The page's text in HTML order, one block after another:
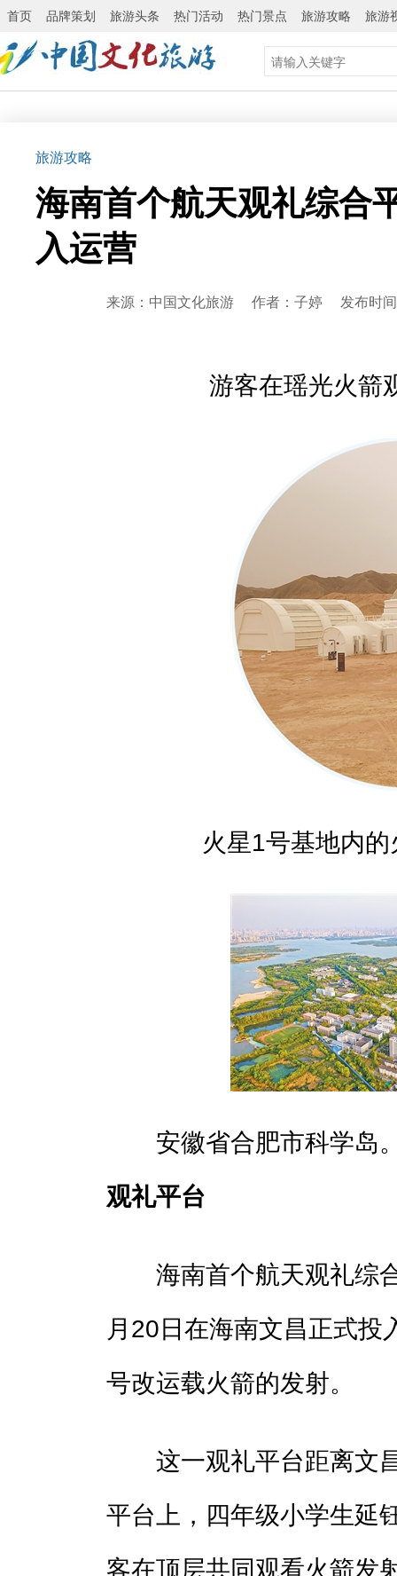
首页 品牌策划 旅游头条 热门活动 热门景点 旅游攻略 旅游
旅游攻略
海南首个航天观礼综合
入运营
来源：中国文化旅游 作者：子婷 发布时间
游客在瑶光火箭
火星1号基地内的
安徽省合肥市科学岛
观礼平台
海南首个航天观礼综
月20日在海南文昌正式投
号改运载火箭的发射。
这一观礼平台距离文昌
平台上，四年级小学生延
客在顶层共同观看火箭发